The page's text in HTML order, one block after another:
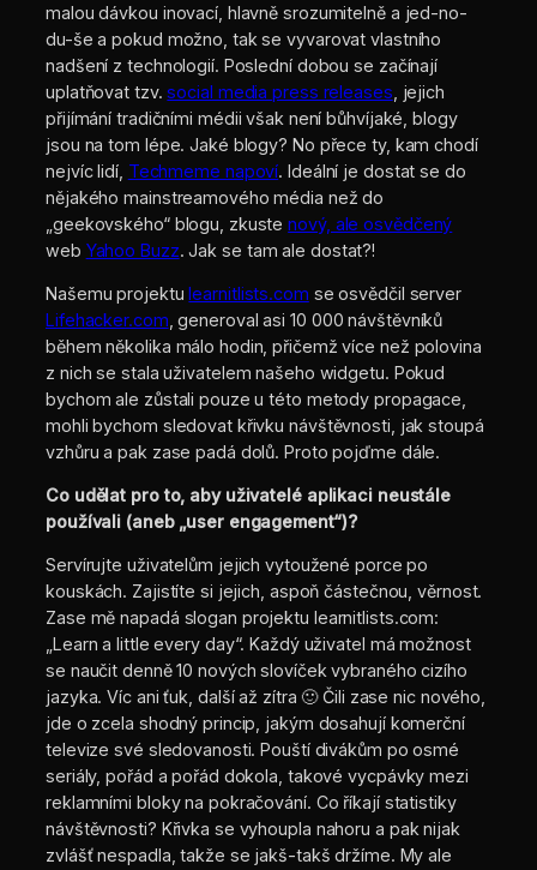
malou dávkou inovací, hlavně srozumitelně a jed-no-
du-še a pokud možno, tak se vyvarovat vlastního
nadšení z technologií. Poslední dobou se začínají
uplatňovat tzv.social media press releases , jejich
přijímání tradičními médii však není bůhvíjaké, blogy
jsou na tom lépe. Jaké blogy? No přece ty, kam chodí
nejvíc lidí, Techmeme napoví. Ideální je dostat se do
nějakého mainstreamového média než do
„geekovského“ blogu, zkustenový, ale osvědčený
web Yahoo Buzz. Jak se tam ale dostat?!
Našemu projektulearnitlists.com se osvědčil server
Lifehacker.com , generoval asi 10 000 návštěvníků
během několika málo hodin, přičemž více než polovina
z nich se stala uživatelem našeho widgetu. Pokud
bychom ale zůstali pouze u této metody propagace,
mohli bychom sledovat křivku návštěvnosti, jak stoupá
vzhůru a pak zase padá dolů. Proto pojďme dále.
Co udělat pro to, aby uživatelé aplikaci neustále
používali (aneb „user engagement“)?
Servírujte uživatelům jejich vytoužené porce po
kouskách. Zajistíte si jejich, aspoň částečnou, věrnost.
Zase mě napadá slogan projektu learnitlists.com:
„Learn a little every day“. Každý uživatel má možnost
se naučit denně 10 nových slovíček vybraného cizího
jazyka. Víc ani ťuk, další až zítra 🙂 Čili zase nic nového,
jde o zcela shodný princip, jakým dosahují komerční
televize své sledovanosti. Pouští divákům po osmé
seriály, pořád a pořád dokola, takové vycpávky mezi
reklamními bloky na pokračování. Co říkají statistiky
návštěvnosti? Křivka se vyhoupla nahoru a pak nijak
zvlášť nespadla, takže se jakš-takš držíme. My ale